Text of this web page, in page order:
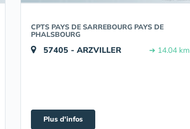
CPTS PAYS DE SARREBOURG PAYS DE
PHALSBOURG
57405 - ARZVILLER ➔ 14.04 km
Plus d'infos